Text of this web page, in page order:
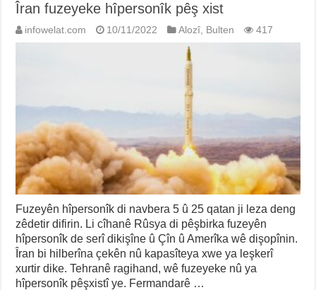
Îran fuzeyeke hîpersonîk pêş xist
infowelat.com 10/11/2022 Alozî, Bulten 417
Fuzeyên hîpersonîk di navbera 5 û 25 qatan ji leza deng
zêdetir difirin. Li cîhanê Rûsya di pêşbirka fuzeyên
hîpersonîk de serî dikişîne û Çîn û Amerîka wê dişopînin.
Îran bi hilberîna çekên nû kapasîteya xwe ya leşkerî
xurtir dike. Tehranê ragihand, wê fuzeyeke nû ya
hîpersonîk pêşxistî ye. Fermandarê …